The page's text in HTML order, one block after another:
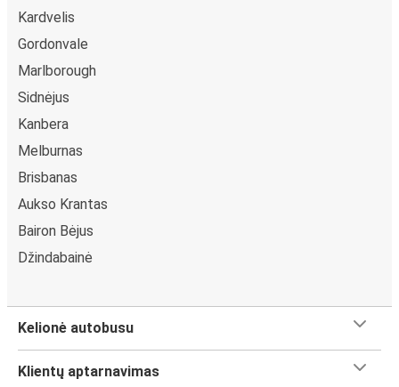
Kardvelis
Gordonvale
Marlborough
Sidnėjus
Kanbera
Melburnas
Brisbanas
Aukso Krantas
Bairon Bėjus
Džindabainė
Kelionė autobusu
Klientų aptarnavimas